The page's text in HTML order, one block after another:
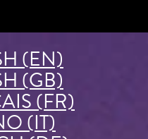
(EN)
(GB)
(FR)
(IT)